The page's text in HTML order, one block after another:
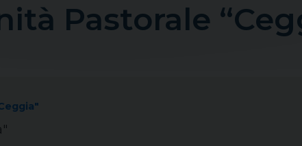
Pastorale